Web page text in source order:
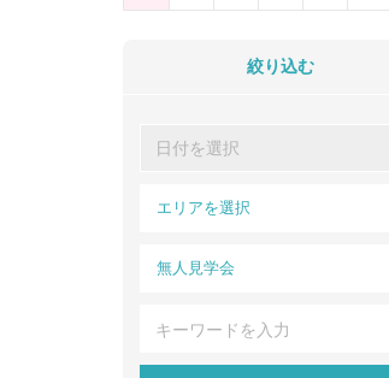
絞り込む
エリアを選択
無人見学会